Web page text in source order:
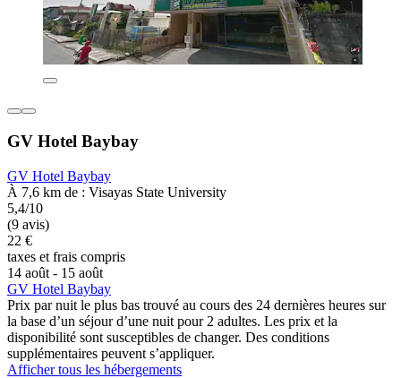
GV Hotel Baybay
GV Hotel Baybay
À 7,6 km de : Visayas State University
5,4/10
(9 avis)
22 €
taxes et frais compris
14 août - 15 août
GV Hotel Baybay
Prix par nuit le plus bas trouvé au cours des 24 dernières heures sur
la base d’un séjour d’une nuit pour 2 adultes. Les prix et la
disponibilité sont susceptibles de changer. Des conditions
supplémentaires peuvent s’appliquer.
Afficher tous les hébergements